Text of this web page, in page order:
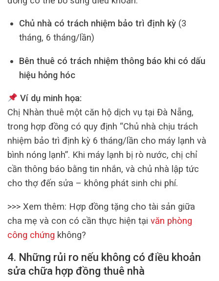
Chủ nhà có trách nhiệm bảo trì định kỳ(3
tháng, 6 tháng/lần)
Bên thuê có trách nhiệm thông báo khi có dấu
hiệu hỏng hóc
Ví dụ minh họa:
Chị Nhàn thuê một căn hộ dịch vụ tại Đà Nẵng,
trong hợp đồng có quy định “Chủ nhà chịu trách
nhiệm bảo trì định kỳ 6 tháng/lần cho máy lạnh và
bình nóng lạnh”. Khi máy lạnh bị rò nước, chị chỉ
cần thông báo bằng tin nhắn, và chủ nhà lập tức
cho thợ đến sửa – không phát sinh chi phí.
>>> Xem thêm: Hợp đồng tặng cho tài sản giữa
cha mẹ và con có cần thực hiện tại văn phòng
công chứng không?
4. Những rủi ro nếu không có điều khoản
sửa chữa hợp đồng thuê nhà